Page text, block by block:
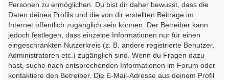
Personen zu ermöglichen. Du bist dir daher bewusst, dass die
Daten deines Profils und die von dir erstellten Beiträge im
Internet öffentlich zugänglich sein können. Der Betreiber kann
jedoch festlegen, dass einzelne Informationen nur für einen
eingeschränkten Nutzerkreis (z. B. andere registrierte Benutzer,
Administratoren etc.) zugänglich sind. Wenn du Fragen dazu
hast, suche nach entsprechenden Informationen im Forum oder
kontaktiere den Betreiber. Die E-Mail-Adresse aus deinem Profil